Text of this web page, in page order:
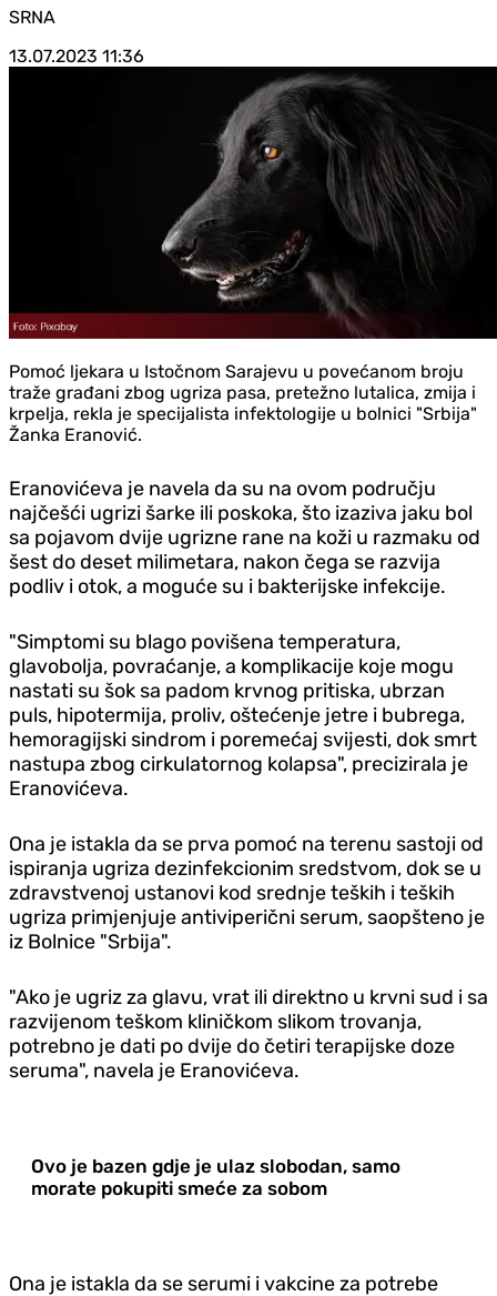
SRNA
13.07.2023 11:36
Pomoć ljekara u Istočnom Sarajevu u povećanom broju
traže građani zbog ugriza pasa, pretežno lutalica, zmija i
krpelja, rekla je specijalista infektologije u bolnici "Srbija"
Žanka Eranović.
Eranovićeva je navela da su na ovom području
najčešći ugrizi šarke ili poskoka, što izaziva jaku bol
sa pojavom dvije ugrizne rane na koži u razmaku od
šest do deset milimetara, nakon čega se razvija
podliv i otok, a moguće su i bakterijske infekcije.
"Simptomi su blago povišena temperatura,
glavobolja, povraćanje, a komplikacije koje mogu
nastati su šok sa padom krvnog pritiska, ubrzan
puls, hipotermija, proliv, oštećenje jetre i bubrega,
hemoragijski sindrom i poremećaj svijesti, dok smrt
nastupa zbog cirkulatornog kolapsa", precizirala je
Eranovićeva.
Ona je istakla da se prva pomoć na terenu sastoji od
ispiranja ugriza dezinfekcionim sredstvom, dok se u
zdravstvenoj ustanovi kod srednje teških i teških
ugriza primjenjuje antiviperični serum, saopšteno je
iz Bolnice "Srbija".
"Ako je ugriz za glavu, vrat ili direktno u krvni sud i sa
razvijenom teškom kliničkom slikom trovanja,
potrebno je dati po dvije do četiri terapijske doze
seruma", navela je Eranovićeva.
Ovo je bazen gdje je ulaz slobodan, samo
morate pokupiti smeće za sobom
Ona je istakla da se serumi i vakcine za potrebe